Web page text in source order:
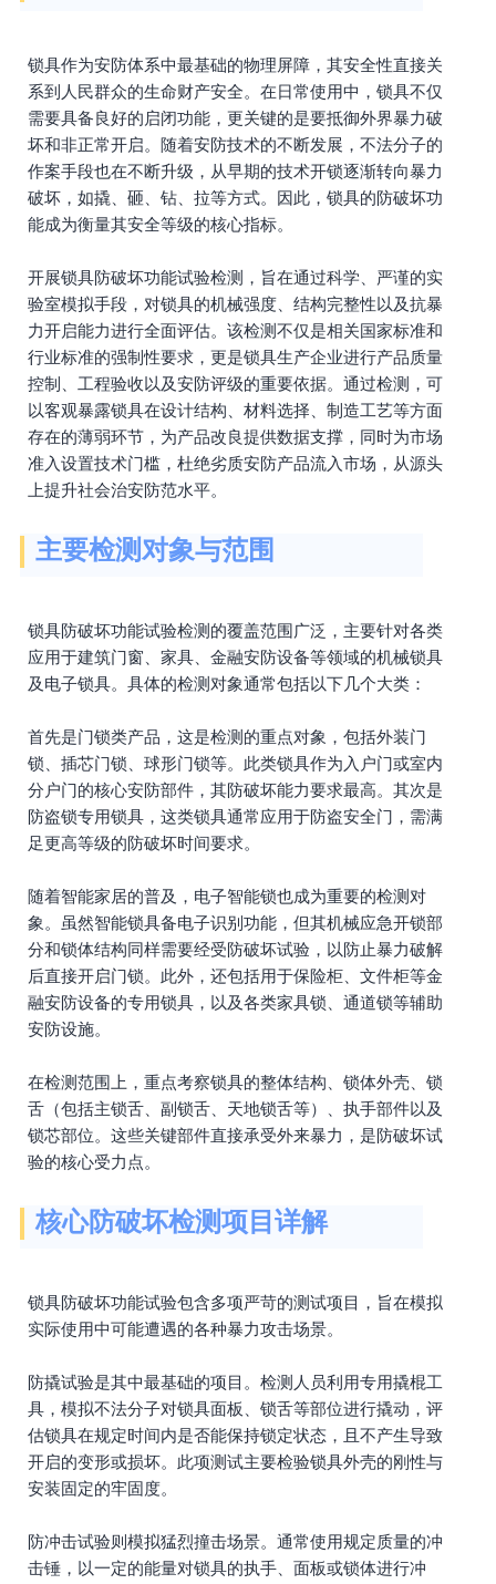
锁具作为安防体系中最基础的物理屏障，其安全性直接关
系到人民群众的生命财产安全。在日常使用中，锁具不仅
需要具备良好的启闭功能，更关键的是要抵御外界暴力破
坏和非正常开启。随着安防技术的不断发展，不法分子的
作案手段也在不断升级，从早期的技术开锁逐渐转向暴力
破坏，如撬、砸、钻、拉等方式。因此，锁具的防破坏功
能成为衡量其安全等级的核心指标。
开展锁具防破坏功能试验检测，旨在通过科学、严谨的实
验室模拟手段，对锁具的机械强度、结构完整性以及抗暴
力开启能力进行全面评估。该检测不仅是相关国家标准和
行业标准的强制性要求，更是锁具生产企业进行产品质量
控制、工程验收以及安防评级的重要依据。通过检测，可
以客观暴露锁具在设计结构、材料选择、制造工艺等方面
存在的薄弱环节，为产品改良提供数据支撑，同时为市场
准入设置技术门槛，杜绝劣质安防产品流入市场，从源头
上提升社会治安防范水平。
主要检测对象与范围
锁具防破坏功能试验检测的覆盖范围广泛，主要针对各类
应用于建筑门窗、家具、金融安防设备等领域的机械锁具
及电子锁具。具体的检测对象通常包括以下几个大类：
首先是门锁类产品，这是检测的重点对象，包括外装门
锁、插芯门锁、球形门锁等。此类锁具作为入户门或室内
分户门的核心安防部件，其防破坏能力要求最高。其次是
防盗锁专用锁具，这类锁具通常应用于防盗安全门，需满
足更高等级的防破坏时间要求。
随着智能家居的普及，电子智能锁也成为重要的检测对
象。虽然智能锁具备电子识别功能，但其机械应急开锁部
分和锁体结构同样需要经受防破坏试验，以防止暴力破解
后直接开启门锁。此外，还包括用于保险柜、文件柜等金
融安防设备的专用锁具，以及各类家具锁、通道锁等辅助
安防设施。
在检测范围上，重点考察锁具的整体结构、锁体外壳、锁
舌（包括主锁舌、副锁舌、天地锁舌等）、执手部件以及
锁芯部位。这些关键部件直接承受外来暴力，是防破坏试
验的核心受力点。
核心防破坏检测项目详解
锁具防破坏功能试验包含多项严苛的测试项目，旨在模拟
实际使用中可能遭遇的各种暴力攻击场景。
防撬试验是其中最基础的项目。检测人员利用专用撬棍工
具，模拟不法分子对锁具面板、锁舌等部位进行撬动，评
估锁具在规定时间内是否能保持锁定状态，且不产生导致
开启的变形或损坏。此项测试主要检验锁具外壳的刚性与
安装固定的牢固度。
防冲击试验则模拟猛烈撞击场景。通常使用规定质量的冲
击锤，以一定的能量对锁具的执手、面板或锁体进行冲